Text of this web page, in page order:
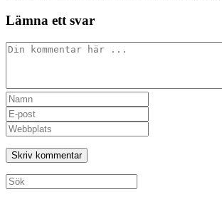
Lämna ett svar
Kommentar
Ange
ditt
namn
eller
användarnamn
för
att
kommentera
Ange
din
e-
postadress
för
att
kommentera
Ange
URL
till
din
webbplats
(valfritt)
Sök
efter: